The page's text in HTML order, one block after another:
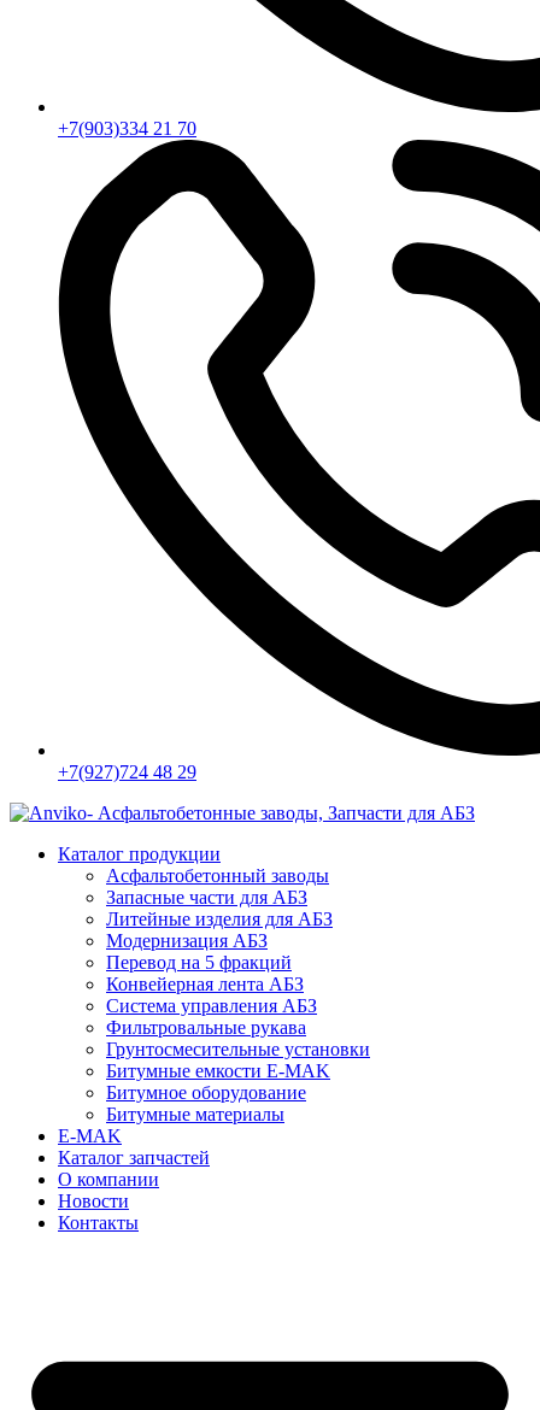
+7(903)334 21 70
+7(927)724 48 29
Каталог продукции
Асфальтобетонный заводы
Запасные части для АБЗ
Литейные изделия для АБЗ
Модернизация АБЗ
Перевод на 5 фракций
Конвейерная лента АБЗ
Система управления АБЗ
Фильтровальные рукава
Грунтосмесительные установки
Битумные емкости E-MAK
Битумное оборудование
Битумные материалы
E-MAK
Каталог запчастей
О компании
Новости
Контакты